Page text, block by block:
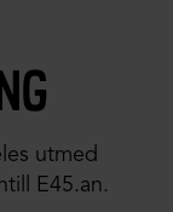
utmed
E45.an.